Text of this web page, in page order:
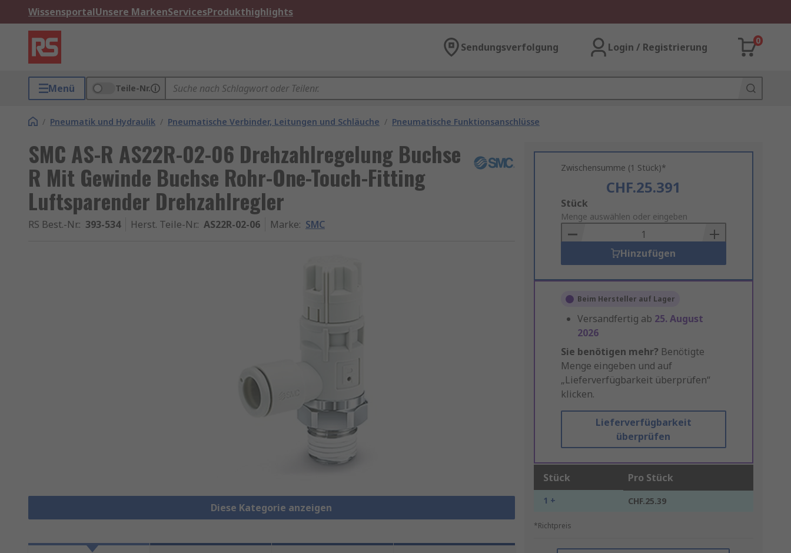
WissensportalUnsere MarkenServicesProdukthighlights
Sendungsverfolgung Login / Registrierung
0
Menü Teile-Nr.
/ Pneumatik und Hydraulik / Pneumatische Verbinder, Leitungen und Schläuche / Pneumatische Funktionsanschlüsse
SMC AS-R AS22R-02-06 Drehzahlregelung Buchse
R Mit Gewinde Buchse Rohr-One-Touch-Fitting
Luftsparender Drehzahlregler
RS Best.-Nr.: 393-534 Herst. Teile-Nr.: AS22R-02-06 Marke: SMC
Diese Kategorie anzeigen
Zwischensumme (1 Stück)*
CHF.25.391
Add
to
Basket
Stück
Menge auswählen oder eingeben
Hinzufügen
Beim Hersteller auf Lager
Versandfertig ab 25. August
2026
Sie benötigen mehr? Benötigte
Menge eingeben und auf
„Lieferverfügbarkeit überprüfen“
klicken.
Lieferverfügbarkeit
überprüfen
Stück Pro Stück
1 + CHF.25.39
*Richtpreis